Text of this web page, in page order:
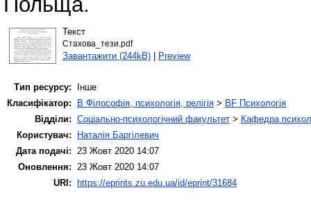
Текст
Стахова_тези.pdf
Завантажити (244kB)| Preview
Тип ресурсу:
Інше
Класифікатор:
B Філософія, психологія, релігія > BF Психологія
Відділи: Соціально-психологічний факультет > Кафедра
Користувач:
Наталія Баргілевич
Дата подачі: 23 Жовт 2020 14:07
Оновлення: 23 Жовт 2020 14:07
URI:
https://eprints.zu.edu.ua/id/eprint/31684